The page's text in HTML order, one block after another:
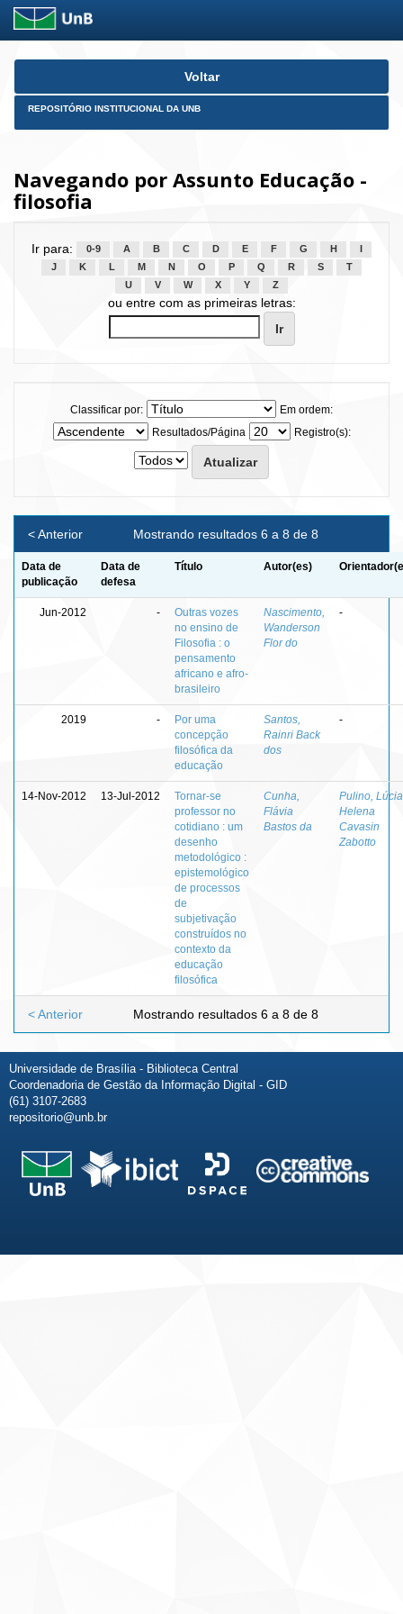
Skip
Voltar
REPOSITÓRIO INSTITUCIONAL DA UNB
Navegando por Assunto Educação -
filosofia
Ir para: 0-9 A B C D E F G H
J
K L M N O P Q R S
T
U
V W X Y Z
ou entre com as primeiras letras:
Classificar por:
Em ordem:
Resultados/Página
Registro(s):
Mostrando resultados 6 a 8 de 8
< Anterior
Data de
publicação
Data de
defesa
Título Autor(es)
Jun-2012 -
Outras vozes
no ensino de
Filosofia : o
pensamento
africano e afro-
brasileiro
Nascimento,
Wanderson
Flor do
-
2019 -
Por uma
concepção
filosófica da
educação
Santos,
Rainri Back
dos
-
14-Nov-2012 13-Jul-2012
Tornar-se
professor no
cotidiano : um
desenho
metodológico :
epistemológico
de processos
de
subjetivação
construídos no
contexto da
educação
filosófica
Cunha,
Flávia
Bastos da
Pulino, Lúcia
Helena
Cavasin
Zabotto
Mostrando resultados 6 a 8 de 8
< Anterior
Universidade de Brasília - Biblioteca Central
Coordenadoria de Gestão da Informação Digital - GID
(61) 3107-2683
repositorio@unb.br